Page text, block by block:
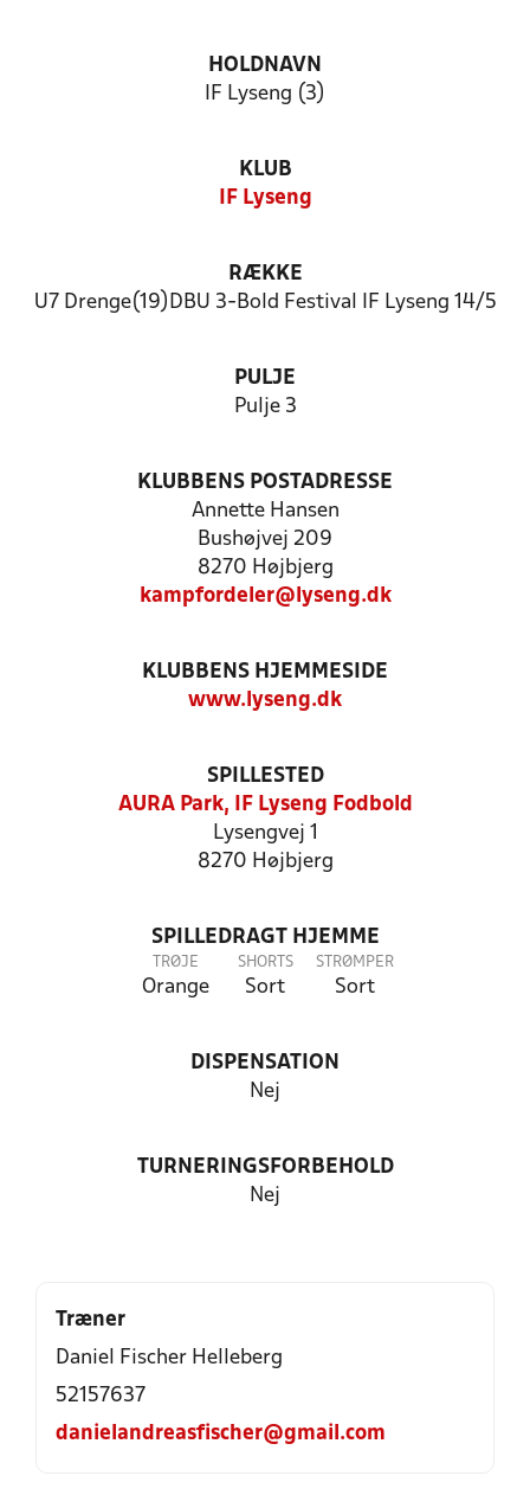
HOLDNAVN
IF Lyseng (3)
KLUB
IF Lyseng
RÆKKE
U7 Drenge(19)DBU 3-Bold Festival IF Lyseng 14/5
PULJE
Pulje 3
KLUBBENS POSTADRESSE
Annette Hansen
Bushøjvej 209
8270 Højbjerg
kampfordeler@lyseng.dk
KLUBBENS HJEMMESIDE
www.lyseng.dk
SPILLESTED
AURA Park, IF Lyseng Fodbold
Lysengvej 1
8270 Højbjerg
SPILLEDRAGT HJEMME
TRØJE
Orange
SHORTS
Sort
STRØMPER
Sort
DISPENSATION
Nej
TURNERINGSFORBEHOLD
Nej
Træner
Daniel Fischer Helleberg
52157637
danielandreasfischer@gmail.com